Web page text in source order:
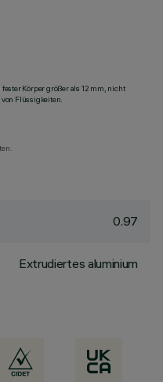
Körper größer als 12 mm, nicht
Flüssigkeiten.
0.97
Extrudiertes aluminium